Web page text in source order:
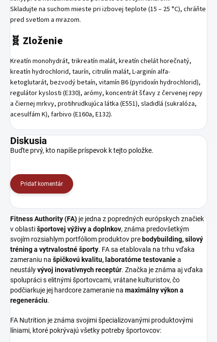
Skladujte na suchom mieste pri izbovej teplote (15 – 25 °C), chráňte
pred svetlom a mrazom.
🧬 Zloženie
Kreatín monohydrát, trikreatín malát, kreatín chelát horečnatý,
kreatín hydrochlorid, taurín, citrulín malát, L-arginín alfa-
ketoglutarát, bezvodý betaín, vitamín B6 (pyridoxín hydrochlorid),
regulátor kyslosti (E330), arómy, koncentrát šťavy z červenej repy
a čiernej mrkvy, protihrudkujúca látka (E551), sladidlá (sukralóza,
acesulfám K), farbivo (E160a, E132).
Diskusia
Buďte prvý, kto napíše príspevok k tejto položke.
Pridať komentár
Fitness Authority (FA) je jedna z popredných európskych značiek
v oblastišportovej výživy a doplnkov, známa predovšetkým
svojím rozsiahlym portfóliom produktov prebodybuilding, silový
tréning a vytrvalostné športy. FA sa etablovala na trhu vďaka
zameraniu na špičkovú kvalitu, laboratórne testovaniea
neustályvývoj inovatívnych receptúr. Značka je známa aj vďaka
spolupráci s elitnými športovcami, vrátane kulturistov, čo
podčiarkuje jej hardcore zameranie na maximálny výkon a
regeneráciu.
FA Nutrition je známa svojimi špecializovanými produktovými
líniami, ktoré pokrývajú všetky potreby športovcov: